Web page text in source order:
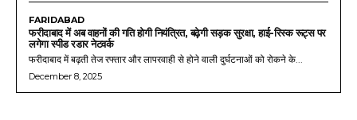
FARIDABAD
फरीदाबाद में अब वाहनों की गति होगी नियंत्रित, बढ़ेगी सड़क सुरक्षा, हाई-रिस्क रूट्स पर
लगेगा स्पीड रडार नेटवर्क
फरीदाबाद में बढ़ती तेज रफ्तार और लापरवाही से होने वाली दुर्घटनाओं को रोकने के...
December 8, 2025